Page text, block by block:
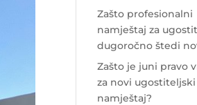
Zašto profesionalni
namještaj za
dugoročno štedi
Zašto je juni pravo
za novi ugostiteljski
namještaj?